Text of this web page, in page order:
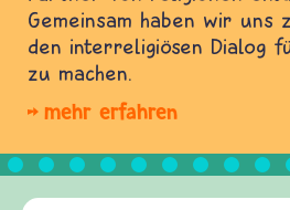
Gemeinsam haben wir uns
den interreligiösen Dialog
zu machen.
mehr erfahren